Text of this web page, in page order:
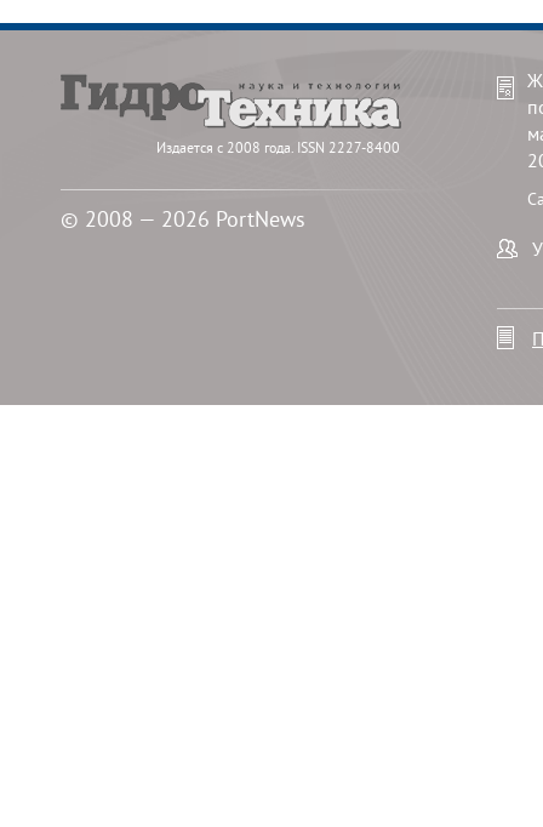
Издается с 2008 года. ISSN 2227-8400
© 2008 — 2026 PortNews